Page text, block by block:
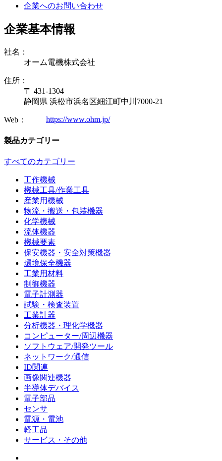
企業へのお問い合わせ
企業基本情報
社名：
オーム電機株式会社
住所：
〒 431-1304
静岡県 浜松市浜名区細江町中川7000-21
Web： https://www.ohm.jp/
製品カテゴリー
すべてのカテゴリー
工作機械
機械工具/作業工具
産業用機械
物流・搬送・包装機器
化学機械
流体機器
機械要素
保安機器・安全対策機器
環境保全機器
工業用材料
制御機器
電子計測器
試験・検査装置
工業計器
分析機器・理化学機器
コンピューター/周辺機器
ソフトウェア/開発ツール
ネットワーク/通信
ID関連
画像関連機器
半導体デバイス
電子部品
センサ
電源・電池
軽工品
サービス・その他